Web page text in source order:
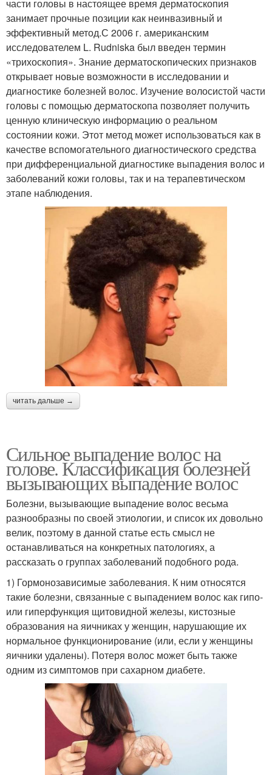
части головы в настоящее время дерматоскопия
занимает прочные позиции как неинвазивный и
эффективный метод.С 2006 г. американским
исследователем L. Rudniska был введен термин
«трихоскопия». Знание дерматоскопических признаков
открывает новые возможности в исследовании и
диагностике болезней волос. Изучение волосистой части
головы с помощью дерматоскопа позволяет получить
ценную клиническую информацию о реальном
состоянии кожи. Этот метод может использоваться как в
качестве вспомогательного диагностического средства
при дифференциальной диагностике выпадения волос и
заболеваний кожи головы, так и на терапевтическом
этапе наблюдения.
читать дальше →
Сильное выпадение волос на
голове. Классификация болезней
вызывающих выпадение волос
Болезни, вызывающие выпадение волос весьма
разнообразны по своей этиологии, и список их довольно
велик, поэтому в данной статье есть смысл не
останавливаться на конкретных патологиях, а
рассказать о группах заболеваний подобного рода.
1) Гормонозависимые заболевания. К ним относятся
такие болезни, связанные с выпадением волос как гипо-
или гиперфункция щитовидной железы, кистозные
образования на яичниках у женщин, нарушающие их
нормальное функционирование (или, если у женщины
яичники удалены). Потеря волос может быть также
одним из симптомов при сахарном диабете.